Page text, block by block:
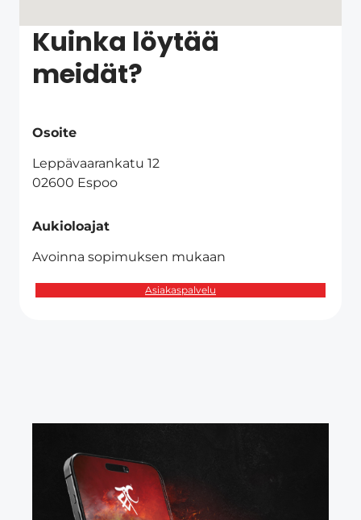
Kuinka löytää
meidät?
Osoite
Leppävaarankatu 12
02600 Espoo
Aukioloajat
Avoinna sopimuksen mukaan
Asiakaspalvelu